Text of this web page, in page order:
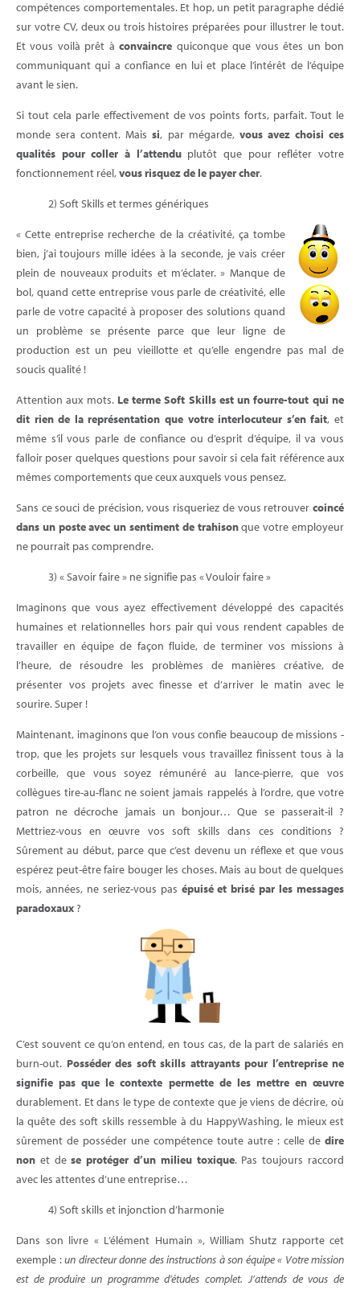
compétences comportementales. Et hop, un petit paragraphe dédié
sur votre CV, deux ou trois histoires préparées pour illustrer le tout.
Et vous voilà prêt àconvaincre quiconque que vous êtes un bon
communiquant qui a confiance en lui et place l’intérêt de l’équipe
avant le sien.
Si tout cela parle effectivement de vos points forts, parfait. Tout le
monde sera content. Maissi, par mégarde, vous avez choisi ces
qualités pour coller à l’attenduplutôt que pour refléter votre
fonctionnement réel,vous risquez de le payer cher.
2) Soft Skills et termes génériques
« Cette entreprise recherche de la créativité, ça tombe
bien, j’ai toujours mille idées à la seconde, je vais créer
plein de nouveaux produits et m’éclater. » Manque de
bol, quand cette entreprise vous parle de créativité, elle
parle de votre capacité à proposer des solutions quand
un problème se présente parce que leur ligne de
production est un peu vieillotte et qu’elle engendre pas mal de
soucis qualité !
Attention aux mots. Le terme Soft Skills est un fourre-tout qui ne
dit rien de la représentation que votre interlocuteur s’en fait, et
même s’il vous parle de confiance ou d’esprit d’équipe, il va vous
falloir poser quelques questions pour savoir si cela fait référence aux
mêmes comportements que ceux auxquels vous pensez.
Sans ce souci de précision, vous risqueriez de vous retrouver coincé
dans un poste avec un sentiment de trahisonque votre employeur
ne pourrait pas comprendre.
3) « Savoir faire » ne signifie pas « Vouloir faire »
Imaginons que vous ayez effectivement développé des capacités
humaines et relationnelles hors pair qui vous rendent capables de
travailler en équipe de façon fluide, de terminer vos missions à
l’heure, de résoudre les problèmes de manières créative, de
présenter vos projets avec finesse et d’arriver le matin avec le
sourire. Super !
Maintenant, imaginons que l’on vous confie beaucoup de missions -
trop, que les projets sur lesquels vous travaillez finissent tous à la
corbeille, que vous soyez rémunéré au lance-pierre, que vos
collègues tire-au-flanc ne soient jamais rappelés à l’ordre, que votre
patron ne décroche jamais un bonjour… Que se passerait-il ?
Mettriez-vous en œuvre vos soft skills dans ces conditions ?
Sûrement au début, parce que c’est devenu un réflexe et que vous
espérez peut-être faire bouger les choses. Mais au bout de quelques
mois, années, ne seriez-vous pas épuisé et brisé par les messages
paradoxaux ?
C’est souvent ce qu’on entend, en tous cas, de la part de salariés en
burn-out. Posséder des soft skills attrayants pour l’entreprise ne
signifie pas que le contexte permette de les mettre en œuvre
durablement. Et dans le type de contexte que je viens de décrire, où
la quête des soft skills ressemble à du HappyWashing, le mieux est
sûrement de posséder une compétence toute autre : celle de dire
non et dese protéger d’un milieu toxique. Pas toujours raccord
avec les attentes d’une entreprise…
4) Soft skills et injonction d’harmonie
Dans son livre « L’élément Humain », William Shutz rapporte cet
exemple :un directeur donne des instructions à son équipe « Votre mission
est de produire un programme d’études complet. J’attends de vous de